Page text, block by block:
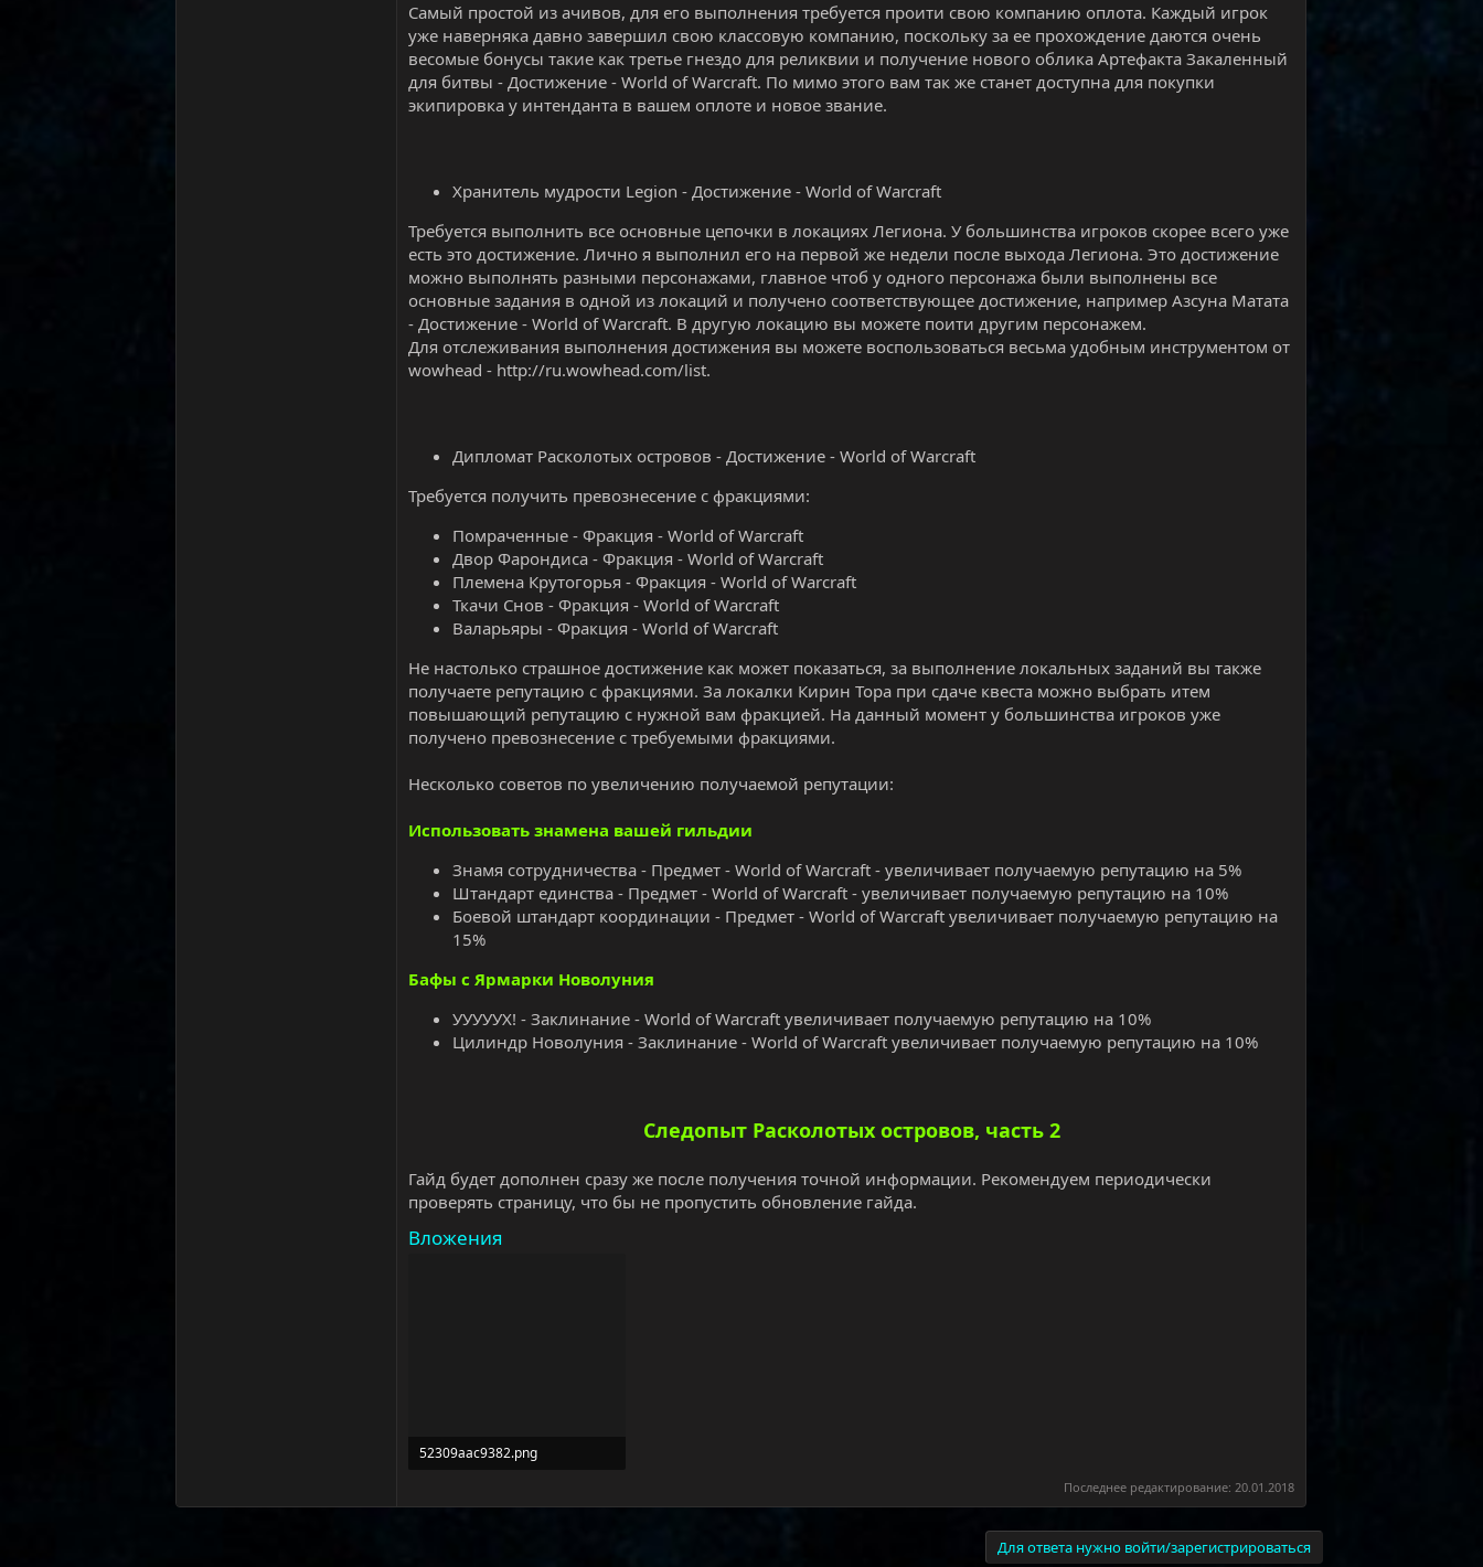
Самый простой из ачивов, для его выполнения требуется проити свою компанию оплота. Каждый игрок
уже наверняка давно завершил свою классовую компанию, поскольку за ее прохождение даются очень
весомые бонусы такие как третье гнездо для реликвии и получение нового облика Артефакта Закаленный
для битвы - Достижение - World of Warcraft. По мимо этого вам так же станет доступна для покупки
экипировка у интенданта в вашем оплоте и новое звание.
Хранитель мудрости Legion - Достижение - World of Warcraft
Требуется выполнить все основные цепочки в локациях Легиона. У большинства игроков скорее всего уже
есть это достижение. Лично я выполнил его на первой же недели после выхода Легиона. Это достижение
можно выполнять разными персонажами, главное чтоб у одного персонажа были выполнены все
основные задания в одной из локаций и получено соответствующее достижение, например Азсуна Матата
- Достижение - World of Warcraft. В другую локацию вы можете поити другим персонажем.
Для отслеживания выполнения достижения вы можете воспользоваться весьма удобным инструментом от
wowhead - http://ru.wowhead.com/list.
Дипломат Расколотых островов - Достижение - World of Warcraft
Требуется получить превознесение с фракциями:
Помраченные - Фракция - World of Warcraft
Двор Фарондиса - Фракция - World of Warcraft
Племена Крутогорья - Фракция - World of Warcraft
Ткачи Снов - Фракция - World of Warcraft
Валарьяры - Фракция - World of Warcraft
Не настолько страшное достижение как может показаться, за выполнение локальных заданий вы также
получаете репутацию с фракциями. За локалки Кирин Тора при сдаче квеста можно выбрать итем
повышающий репутацию с нужной вам фракцией. На данный момент у большинства игроков уже
получено превознесение с требуемыми фракциями.
Несколько советов по увеличению получаемой репутации:
Использовать знамена вашей гильдии
Знамя сотрудничества - Предмет - World of Warcraft - увеличивает получаемую репутацию на 5%
Штандарт единства - Предмет - World of Warcraft - увеличивает получаемую репутацию на 10%
Боевой штандарт координации - Предмет - World of Warcraft увеличивает получаемую репутацию на
15%
Бафы с Ярмарки Новолуния
УУУУУХ! - Заклинание - World of Warcraft увеличивает получаемую репутацию на 10%
Цилиндр Новолуния - Заклинание - World of Warcraft увеличивает получаемую репутацию на 10%
Следопыт Расколотых островов, часть 2
Гайд будет дополнен сразу же после получения точной информации. Рекомендуем периодически
проверять страницу, что бы не пропустить обновление гайда.
Вложения
52309aac9382.png
Последнее редактирование: 20.01.2018
Для ответа нужно войти/зарегистрироваться